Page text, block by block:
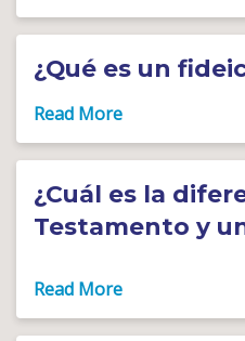
¿Qué es un
¿Cuál es la
Testamento y